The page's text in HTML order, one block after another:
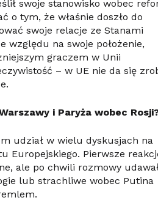
swoje stanowisko wobec
o tym, że właśnie doszło do
swoje relacje ze Stanami
względu na swoje położenie,
graczem w Unii
– w UE nie da się
i Paryża wobec
udział w wielu dyskusjach na
Europejskiego. Pierwsze
ale po chwili rozmowy
lub strachliwe wobec Putina